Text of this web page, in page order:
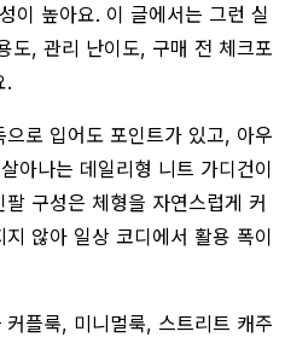
이 높아요. 이 글에서는 그런 실
도, 관리 난이도, 구매 전 체크포
.
로 입어도 포인트가 있고, 아우
아나는 데일리형 니트 가디건이
구성은 체형을 자연스럽게 커
않아 일상 코디에서 활용 폭이
플룩, 미니멀룩, 스트리트 캐주